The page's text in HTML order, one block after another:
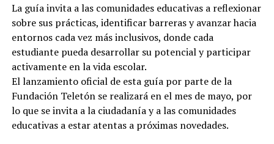
La guía invita a las comunidades educativas a reflexionar
sobre sus prácticas, identificar barreras y avanzar hacia
entornos cada vez más inclusivos, donde cada
estudiante pueda desarrollar su potencial y participar
activamente en la vida escolar.
El lanzamiento oficial de esta guía por parte de la
Fundación Teletón se realizará en el mes de mayo, por
lo que se invita a la ciudadanía y a las comunidades
educativas a estar atentas a próximas novedades.